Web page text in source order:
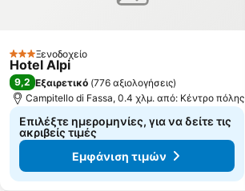
3 ΑστέριαΞενοδοχείο
Hotel Alpi
9,2 Εξαιρετικό (776 αξιολογήσεις)
Campitello di Fassa, 0.4 χλμ. από: Κέντρο πόλης
Επιλέξτε ημερομηνίες, για να δείτε τις
ακριβείς τιμές
Εμφάνιση τιμών